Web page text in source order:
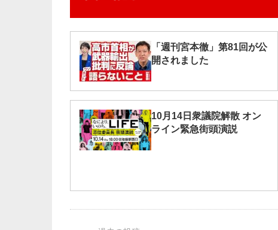
「週刊宮本徹」第81回が公
開されました
10月14日衆議院解散 オン
ライン緊急街頭演説